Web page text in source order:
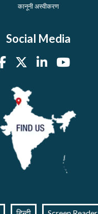
कानूनी अस्वीकरण
Social Media